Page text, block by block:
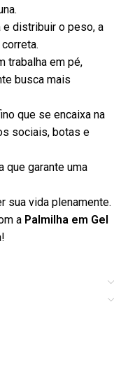
e distribuir o peso, a
trabalha em pé,
busca mais
que se encaixa na
sociais, botas e
que garante uma
sua vida plenamente.
a Palmilha em Gel